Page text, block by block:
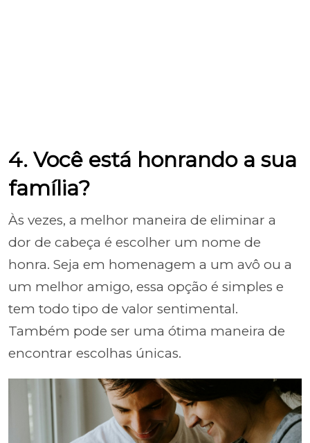
4. Você está honrando a sua
família?
Às vezes, a melhor maneira de eliminar a
dor de cabeça é escolher um nome de
honra. Seja em homenagem a um avô ou a
um melhor amigo, essa opção é simples e
tem todo tipo de valor sentimental.
Também pode ser uma ótima maneira de
encontrar escolhas únicas.